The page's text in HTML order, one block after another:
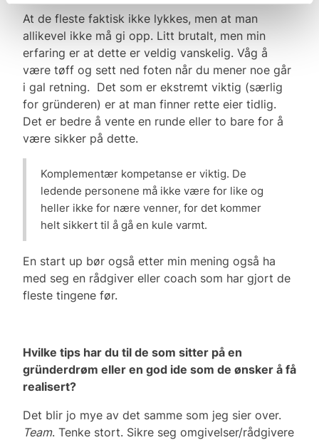
At de fleste faktisk ikke lykkes, men at man
allikevel ikke må gi opp. Litt brutalt, men min
erfaring er at dette er veldig vanskelig. Våg å
være tøff og sett ned foten når du mener noe går
i gal retning. Det som er ekstremt viktig (særlig
for gründeren) er at man finner rette eier tidlig.
Det er bedre å vente en runde eller to bare for å
være sikker på dette.
Komplementær kompetanse er viktig. De
ledende personene må ikke være for like og
heller ikke for nære venner, for det kommer
helt sikkert til å gå en kule varmt.
En start up bør også etter min mening også ha
med seg en rådgiver eller coach som har gjort de
fleste tingene før.
Hvilke tips har du til de som sitter på en
gründerdrøm eller en god ide som de ønsker å få
realisert?
Det blir jo mye av det samme som jeg sier over.
Team. Tenke stort. Sikre seg omgivelser/rådgivere